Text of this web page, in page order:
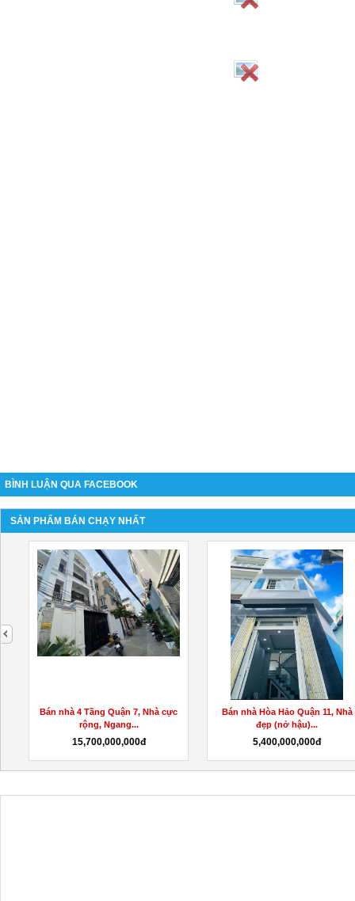
BÌNH LUẬN QUA FACEBOOK
SẢN PHẨM BÁN CHẠY NHẤT
Bán nhà 4 Tầng Quận 7, Nhà cực
rộng, Ngang...
15,700,000,000đ
Bán nhà Hòa Hảo Quận 11, Nhà
đẹp (nở hậu)...
5,400,000,000đ
next